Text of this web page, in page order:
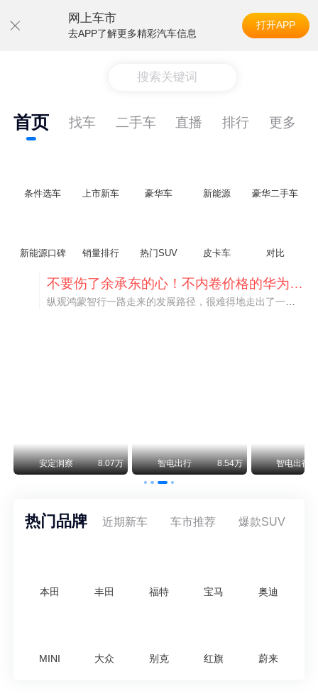
网上车市
去APP了解更多精彩汽车信息
打开APP
搜索关键词
首页 找车 二手车 直播 排行 更多
条件选车 上市新车 豪华车 新能源 豪华二手车
新能源口碑 销量排行 热门SUV 皮卡车 对比
不要伤了余承东的心！不内卷价格的华为，弥足珍贵！
安定洞察 8.07万 智电出行 8.54万 智电出行
热门品牌 近期新车 车市推荐 爆款SUV
本田 丰田 福特 宝马 奥迪
MINI 大众 别克 红旗 蔚来